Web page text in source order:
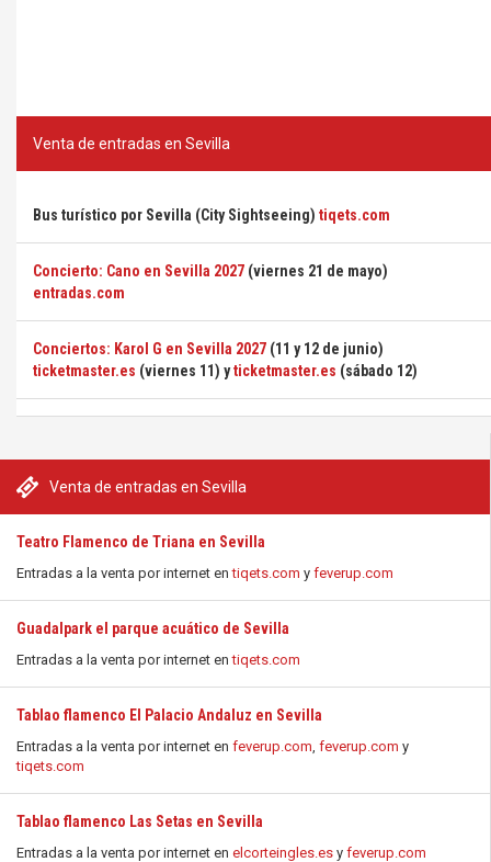
Venta de entradas en Sevilla
Teatro Flamenco de Triana en Sevilla
Entradas a la venta por internet entiqets.com y feverup.com
Guadalpark el parque acuático de Sevilla
Entradas a la venta por internet entiqets.com
Tablao flamenco El Palacio Andaluz en Sevilla
Entradas a la venta por internet en feverup.com, feverup.com y
tiqets.com
Tablao flamenco Las Setas en Sevilla
Entradas a la venta por internet en elcorteingles.es y feverup.com
Venta de entradas en Sevilla
Bus turístico por Sevilla (City Sightseeing) tiqets.com
Concierto: Cano en Sevilla 2027 (viernes 21 de mayo)
entradas.com
Conciertos: Karol G en Sevilla 2027 (11 y 12 de junio)
ticketmaster.es (viernes 11) yticketmaster.es (sábado 12)